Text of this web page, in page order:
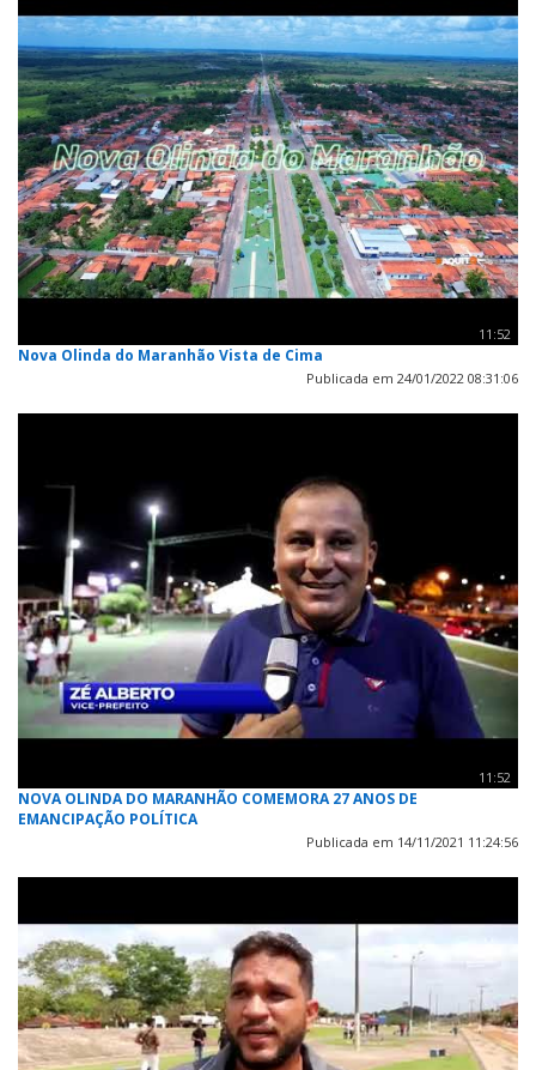
11:52
Nova Olinda do Maranhão Vista de Cima
Publicada em 24/01/2022 08:31:06
11:52
NOVA OLINDA DO MARANHÃO COMEMORA 27 ANOS DE
EMANCIPAÇÃO POLÍTICA
Publicada em 14/11/2021 11:24:56